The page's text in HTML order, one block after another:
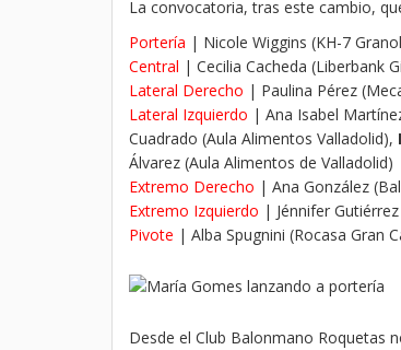
La convocatoria, tras este cambio,
Portería | Nicole Wiggins (KH-7
Central | Cecilia Cacheda (Liberbank
Lateral Derecho | Paulina Pérez
Lateral Izquierdo | Ana Isabel
Cuadrado (Aula Alimentos Valladolid),
Álvarez (Aula Alimentos de Valladolid)
Extremo Derecho | Ana González
Extremo Izquierdo | Jénnifer
Pivote | Alba Spugnini (Rocasa Gran
Desde el Club Balonmano Roquetas